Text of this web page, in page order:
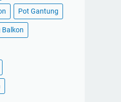
Pot Gantung
Balkon